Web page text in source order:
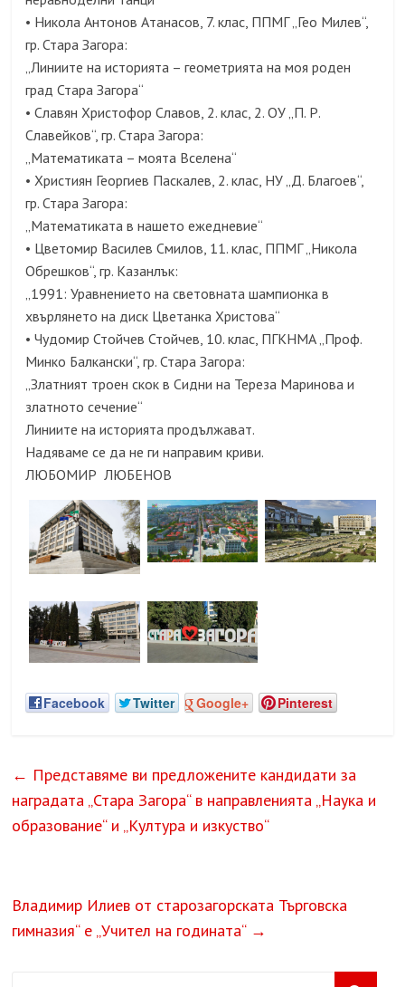
• Никола Антонов Атанасов, 7. клас, ППМГ „Гео Милев“,
гр. Стара Загора:
„Линиите на историята – геометрията на моя роден
град Стара Загора“
• Славян Христофор Славов, 2. клас, 2. ОУ „П. Р.
Славейков“, гр. Стара Загора:
„Математиката – моята Вселена“
• Християн Георгиев Паскалев, 2. клас, НУ „Д. Благоев“,
гр. Стара Загора:
„Математиката в нашето ежедневие“
• Цветомир Василев Смилов, 11. клас, ППМГ „Никола
Обрешков“, гр. Казанлък:
„1991: Уравнението на световната шампионка в
хвърлянето на диск Цветанка Христова“
• Чудомир Стойчев Стойчев, 10. клас, ПГКНМА „Проф.
Минко Балкански“, гр. Стара Загора:
„Златният троен скок в Сидни на Тереза Маринова и
златното сечение“
Линиите на историята продължават.
Надяваме се да не ги направим криви.
ЛЮБОМИР ЛЮБЕНОВ
Facebook Twitter Google+ Pinterest
← Представяме ви предложените кандидати за
наградата „Стара Загора“ в направленията „Наука и
образование“ и „Култура и изкуство“
Владимир Илиев от старозагорската Търговска
гимназия“ е „Учител на годината“ →